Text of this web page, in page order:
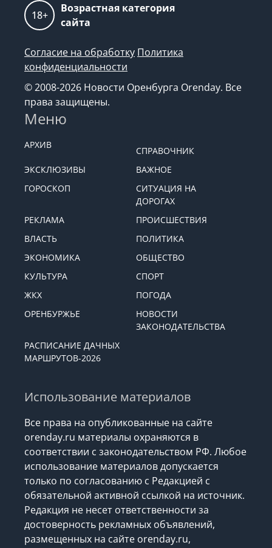
18+
Возрастная категория
сайта
Согласие на обработку Политика
конфиденциальности
© 2008-2026 Новости Оренбурга Orenday. Все
права защищены.
Меню
АРХИВ
СПРАВОЧНИК
ЭКСКЛЮЗИВЫ
ВАЖНОЕ
ГОРОСКОП
СИТУАЦИЯ НА
ДОРОГАХ
РЕКЛАМА
ПРОИСШЕСТВИЯ
ВЛАСТЬ
ПОЛИТИКА
ЭКОНОМИКА
ОБЩЕСТВО
КУЛЬТУРА
СПОРТ
ЖКХ
ПОГОДА
ОРЕНБУРЖЬЕ
НОВОСТИ
ЗАКОНОДАТЕЛЬСТВА
РАСПИСАНИЕ ДАЧНЫХ
МАРШРУТОВ-2026
Использование материалов
Все права на опубликованные на сайте
orenday.ru материалы охраняются в
соответствии с законодательством РФ. Любое
использование материалов допускается
только по согласованию с Редакцией с
обязательной активной ссылкой на источник.
Редакция не несет ответственности за
достоверность рекламных объявлений,
размещенных на сайте orenday.ru,